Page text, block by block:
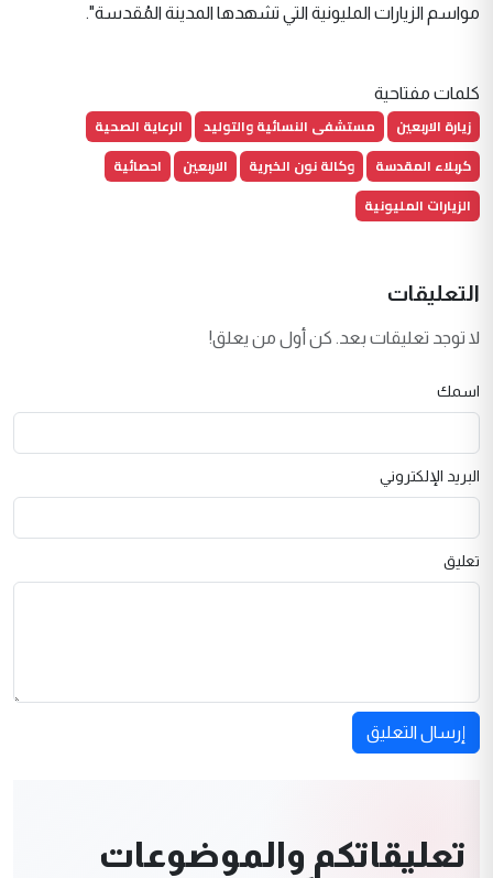
مواسم الزيارات المليونية التي تشهدها المدينة المُقدسة".
كلمات مفتاحية
زيارة الاربعين مستشفى النسائية والتوليد
الرعاية الصحية
كربلاء المقدسة
وكالة نون الخبرية الاربعين
احصائية
الزيارات المليونية
التعليقات
لا توجد تعليقات بعد. كن أول من يعلق!
اسمك
البريد الإلكتروني
تعليق
إرسال التعليق
تعليقاتكم والموضوعات